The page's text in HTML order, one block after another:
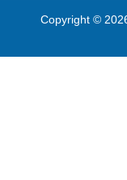
Copyright ©